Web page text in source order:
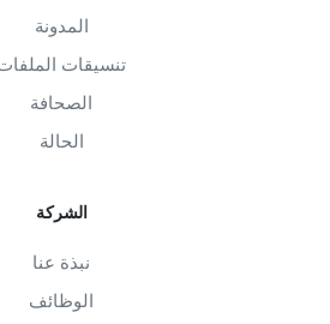
المدونة
تنسيقات الملفات
الصحافة
الحالة
الشركة
نبذة عنا
الوظائف